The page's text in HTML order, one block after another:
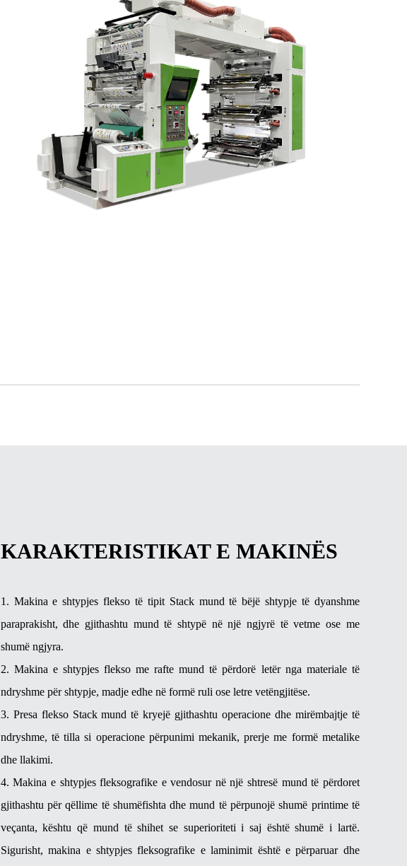
KARAKTERISTIKAT E MAKINËS
1. Makina e shtypjes flekso të tipit Stack mund të bëjë shtypje të dyanshme
paraprakisht, dhe gjithashtu mund të shtypë në një ngjyrë të vetme ose me
shumë ngjyra.
2. Makina e shtypjes flekso me rafte mund të përdorë letër nga materiale të
ndryshme për shtypje, madje edhe në formë ruli ose letre vetëngjitëse.
3. Presa flekso Stack mund të kryejë gjithashtu operacione dhe mirëmbajtje të
ndryshme, të tilla si operacione përpunimi mekanik, prerje me formë metalike
dhe llakimi.
4. Makina e shtypjes fleksografike e vendosur në një shtresë mund të përdoret
gjithashtu për qëllime të shumëfishta dhe mund të përpunojë shumë printime të
veçanta, kështu që mund të shihet se superioriteti i saj është shumë i lartë.
Sigurisht, makina e shtypjes fleksografike e laminimit është e përparuar dhe